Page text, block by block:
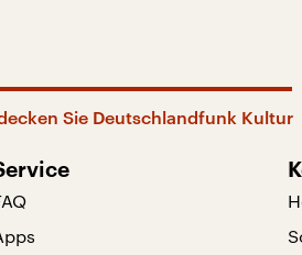
Sie Deutschlandfunk Kultur